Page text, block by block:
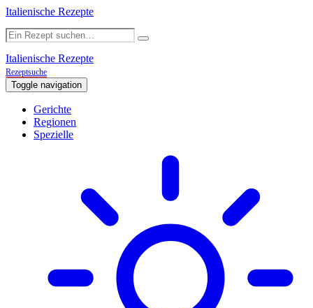
Italienische Rezepte
Italienische Rezepte
Rezeptsuche
Toggle navigation
Gerichte
Regionen
Spezielle